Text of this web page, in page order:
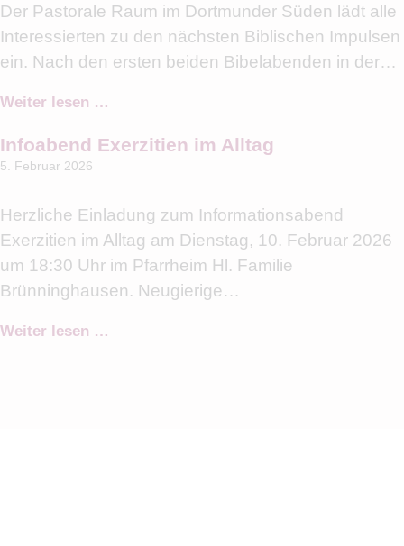
Der Pastorale Raum im Dortmunder Süden lädt alle
Interessierten zu den nächsten Biblischen Impulsen
ein. Nach den ersten beiden Bibelabenden in der…
Weiter lesen …
Infoabend Exerzitien im Alltag
5. Februar 2026
Herzliche Einladung zum Informationsabend
Exerzitien im Alltag am Dienstag, 10. Februar 2026
um 18:30 Uhr im Pfarrheim Hl. Familie
Brünninghausen. Neugierige…
Weiter lesen …